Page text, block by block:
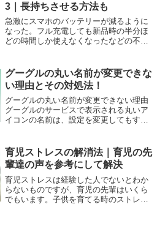
3｜長持ちさせる方法も
急激にスマホのバッテリーが減るように
なった。フル充電しても新品時の半分ほ
どの時間しか使えなくなったなどの不具
させる方法をお伝えしていきます。復活
させるといっても新品同様...
グーグルの丸い名前が変更できな
い理由とその対処法！
グーグルの丸い名前が変更できない理由
グーグルのサービスで表示される丸いア
イコンの名前は、設定を変更してもすぐ
ているケースがほとんどです。ここで
は、名前が変更できないと感...
育児ストレスの解消法｜育児の先
輩達の声を参考にして解決
育児ストレスは経験した人でないとわか
らないものですが、育児の先輩はいくら
でもいます。子供を育てる時のストレス